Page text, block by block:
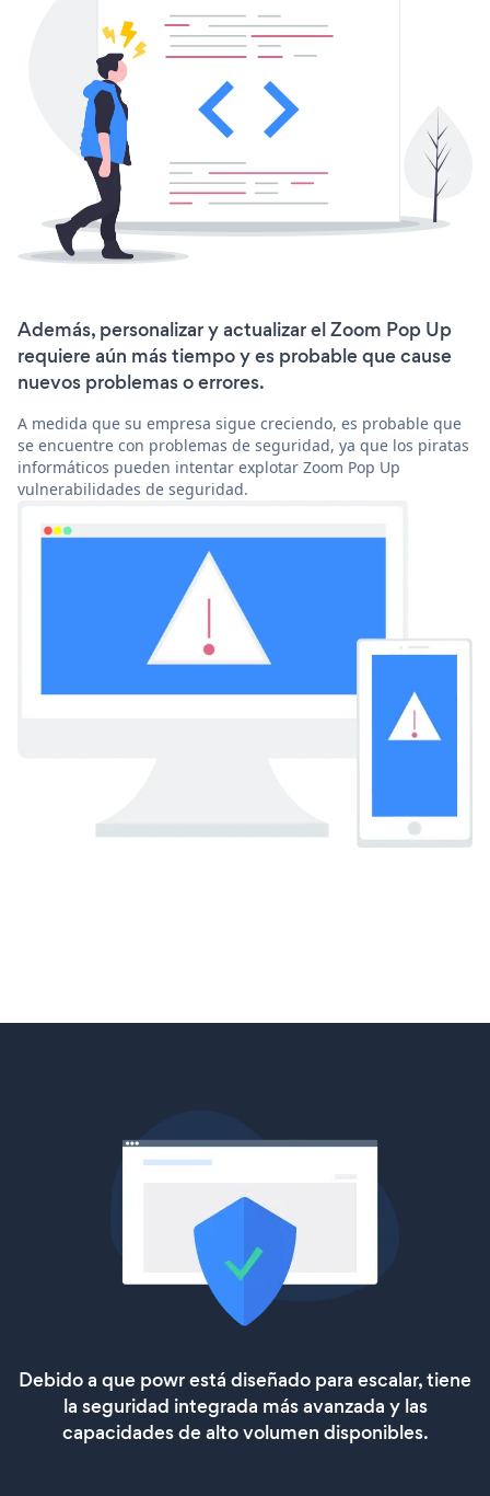
Además, personalizar y actualizar el Zoom Pop Up
requiere aún más tiempo y es probable que cause
nuevos problemas o errores.
A medida que su empresa sigue creciendo, es probable que
se encuentre con problemas de seguridad, ya que los piratas
informáticos pueden intentar explotar Zoom Pop Up
vulnerabilidades de seguridad.
Debido a que powr está diseñado para escalar, tiene
la seguridad integrada más avanzada y las
capacidades de alto volumen disponibles.